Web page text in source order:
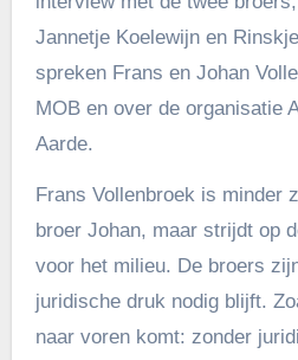
Jannetje Koelewijn en
spreken Frans en Johan
MOB en over de organisatie
Aarde.
Frans Vollenbroek is minder
broer Johan, maar strijdt op
voor het milieu. De broers
juridische druk nodig blijft.
naar voren komt: zonder